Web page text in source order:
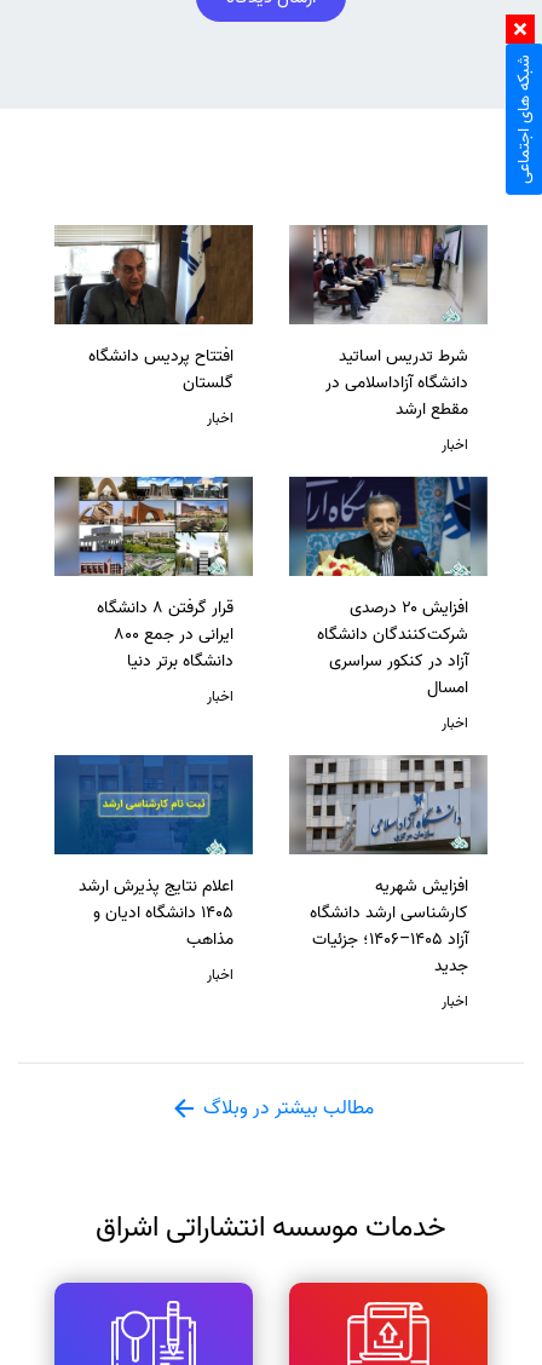
شرط تدریس اساتید
دانشگاه آزاداسلامی در
مقطع ارشد
اخبار
افتتاح پردیس دانشگاه
گلستان
اخبار
افزایش ۲۰ درصدی
شرکت‌کنندگان دانشگاه
آزاد در کنکور سراسری
امسال
اخبار
قرار گرفتن 8 دانشگاه
ایرانی در جمع 800
دانشگاه برتر دنیا
اخبار
افزایش شهریه
کارشناسی ارشد دانشگاه
آزاد 1405–1406؛ جزئیات
جدید
اخبار
اعلام نتایج پذیرش ارشد
1405 دانشگاه ادیان و
مذاهب
اخبار
مطالب بیشتر در وبلاگ
خدمات موسسه انتشاراتی اشراق
شبکه های اجتماعی